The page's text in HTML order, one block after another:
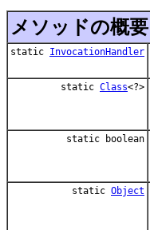
メソッドの概要
static InvocationHandler
static Class<?>
static boolean
static Object